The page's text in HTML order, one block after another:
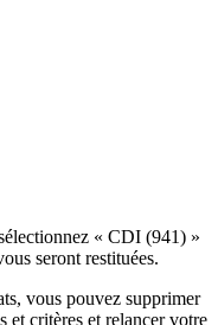
« CDI (941) »
seront restituées.
vous pouvez supprimer
et critères et relancer votre